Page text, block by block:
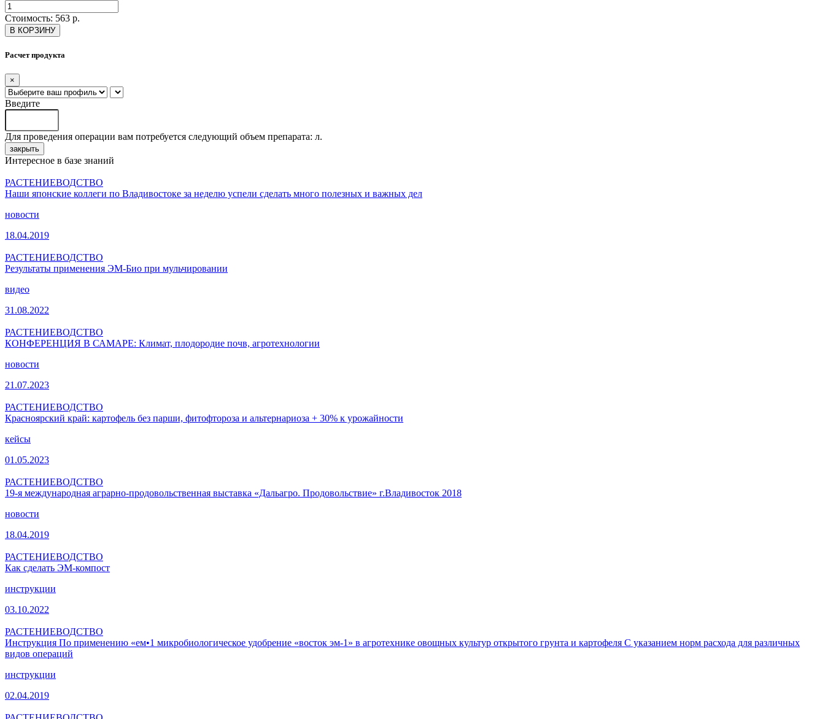
Стоимость: 563 р.
В КОРЗИНУ
Расчет продукта
×
Введите
Для проведения операции вам потребуется следующий объем препарата: л.
закрыть
Интересное в базе знаний
РАСТЕНИЕВОДСТВО
Наши японские коллеги по Владивостоке за неделю успели сделать много полезных и важных дел
новости
18.04.2019
РАСТЕНИЕВОДСТВО
Результаты применения ЭМ-Био при мульчировании
видео
31.08.2022
РАСТЕНИЕВОДСТВО
КОНФЕРЕНЦИЯ В САМАРЕ: Климат, плодородие почв, агротехнологии
новости
21.07.2023
РАСТЕНИЕВОДСТВО
Красноярский край: картофель без парши, фитофтороза и альтернариоза + 30% к урожайности
кейсы
01.05.2023
РАСТЕНИЕВОДСТВО
19-я международная аграрно-продовольственная выставка «Дальагро. Продовольствие» г.Владивосток 2018
новости
18.04.2019
РАСТЕНИЕВОДСТВО
Как сделать ЭМ-компост
инструкции
03.10.2022
РАСТЕНИЕВОДСТВО
Инструкция По применению «ем•1 микробиологическое удобрение «восток эм-1» в агротехнике овощных культур открытого грунта и картофеля С указанием норм расхода для различных
видов операций
инструкции
02.04.2019